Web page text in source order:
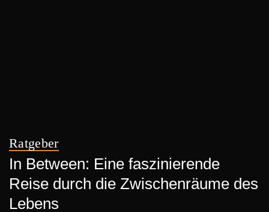
Ratgeber
In Between: Eine faszinierende
Reise durch die Zwischenräume des
Lebens